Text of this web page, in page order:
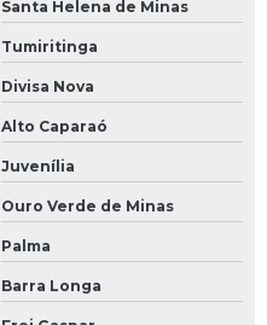
Santa Helena de Minas
Tumiritinga
Divisa Nova
Alto Caparaó
Juvenília
Ouro Verde de Minas
Palma
Barra Longa